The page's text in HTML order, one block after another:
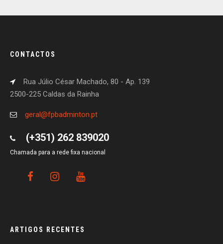
CONTACTOS
Rua Júlio César Machado, 80 - Ap. 139
2500-225 Caldas da Rainha
geral@fpbadminton.pt
(+351) 262 839020
Chamada para a rede fixa nacional
ARTIGOS RECENTES